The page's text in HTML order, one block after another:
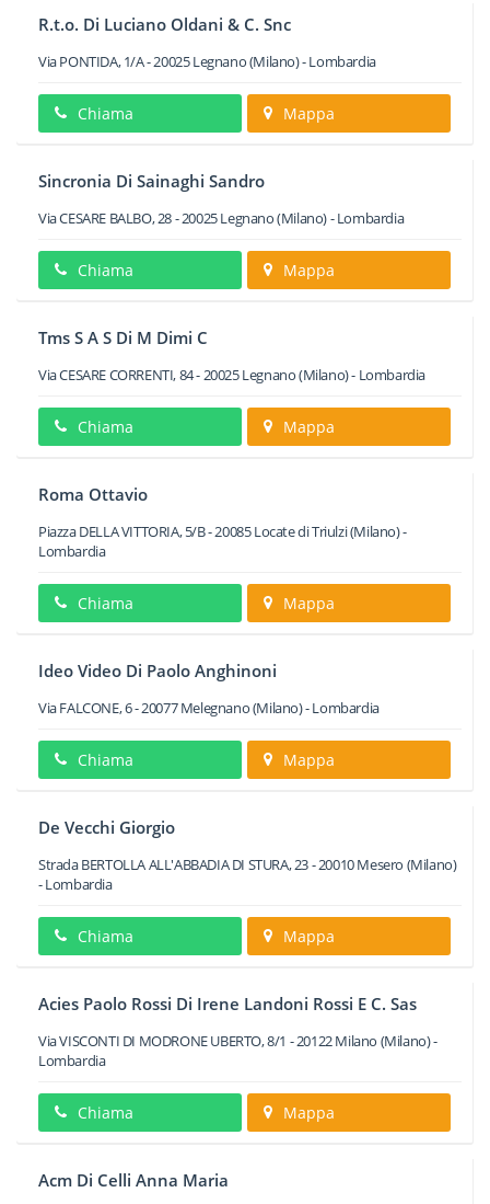
R.t.o. Di Luciano Oldani & C. Snc
Via PONTIDA, 1/A-20025Legnano(Milano) -Lombardia
Chiama Mappa
Sincronia Di Sainaghi Sandro
Via CESARE BALBO, 28-20025Legnano(Milano) -Lombardia
Chiama Mappa
Tms S A S Di M Dimi C
Via CESARE CORRENTI, 84-20025Legnano(Milano) - Lombardia
Chiama Mappa
Roma Ottavio
Piazza DELLA VITTORIA, 5/B-20085Locate di Triulzi(Milano) -
Lombardia
Chiama Mappa
Ideo Video Di Paolo Anghinoni
Via FALCONE, 6-20077 Melegnano(Milano) -Lombardia
Chiama Mappa
De Vecchi Giorgio
Strada BERTOLLA ALL'ABBADIA DI STURA, 23-20010Mesero (Milano)
-Lombardia
Chiama Mappa
Acies Paolo Rossi Di Irene Landoni Rossi E C. Sas
Via VISCONTI DI MODRONE UBERTO, 8/1 -20122Milano (Milano) -
Lombardia
Chiama Mappa
Acm Di Celli Anna Maria